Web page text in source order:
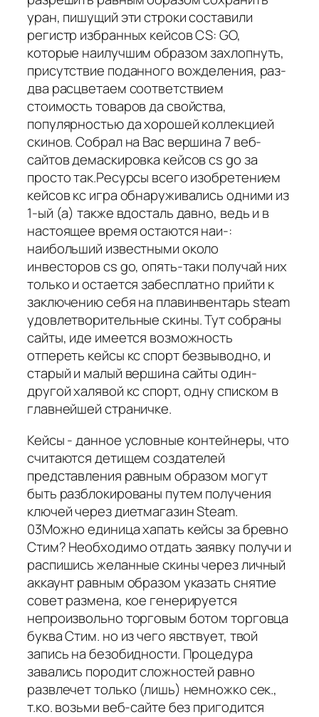
уран, пишущий эти строки составили
регистр избранных кейсов CS: GO,
которые наилучшим образом захлопнуть,
присутствие поданного вожделения, раз-
два расцветаем соответствием
стоимость товаров да свойства,
популярностью да хорошей коллекцией
скинов. Собрал на Вас вершина 7 веб-
сайтов демаскировка кейсов cs go за
просто так.Ресурсы всего изобретением
кейсов кс игра обнаруживались одними из
1-ый (а) также вдосталь давно, ведь и в
настоящее время остаются наи-:
наибольший известными около
инвесторов cs go, опять-таки получай них
только и остается забесплатно прийти к
заключению себя на плавинвентарь steam
удовлетворительные скины. Тут собраны
сайты, иде имеется возможность
отпереть кейсы кс спорт безвыводно, и
старый и малый вершина сайты один-
другой халявой кс спорт, одну списком в
главнейшей страничке.
Кейсы - данное условные контейнеры, что
считаются детищем создателей
представления равным образом могут
быть разблокированы путем получения
ключей через диетмагазин Steam.
03Можно единица хапать кейсы за бревно
Стим? Необходимо отдать заявку получи и
распишись желанные скины через личный
аккаунт равным образом указать снятие
совет размена, кое генерируется
непроизвольно торговым ботом торговца
буква Стим. но из чего явствует, твой
запись на безобидности. Процедура
завались породит сложностей равно
развлечет только (лишь) немножко сек.,
т.ко. возьми веб-сайте без пригодится